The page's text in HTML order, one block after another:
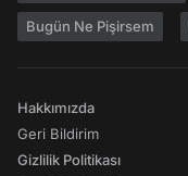
Bugün Ne Pişirsem
Hakkımızda
Geri Bildirim
Gizlilik Politikası